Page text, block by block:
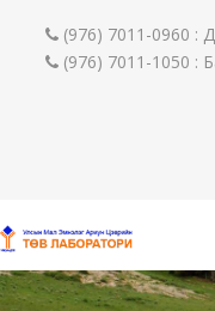
(976) 7011-0960 :
(976) 7011-1050 :